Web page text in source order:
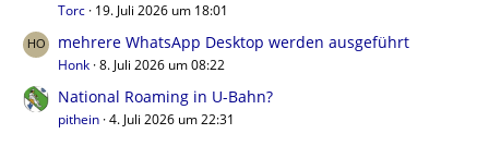
Torc 19. Juli 2026 um 18:01
mehrere WhatsApp Desktop werden ausgeführt
Honk 8. Juli 2026 um 08:22
National Roaming in U-Bahn?
pithein 4. Juli 2026 um 22:31